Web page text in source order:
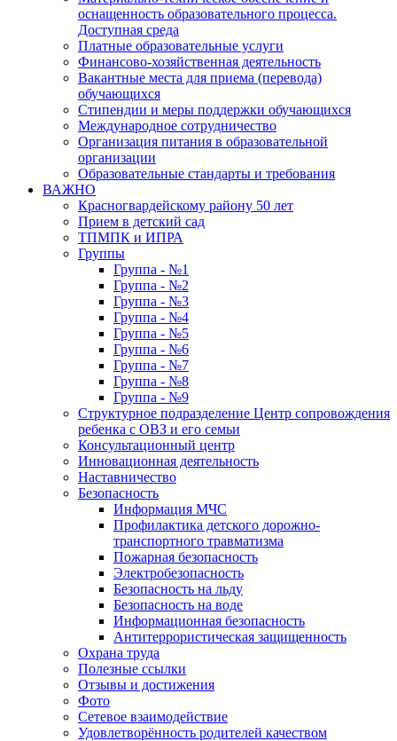
оснащенность образовательного процесса.
Доступная среда
Платные образовательные услуги
Финансово-хозяйственная деятельность
Вакантные места для приема (перевода)
обучающихся
Стипендии и меры поддержки обучающихся
Международное сотрудничество
Организация питания в образовательной
организации
Образовательные стандарты и требования
ВАЖНО
Красногвардейскому району 50 лет
Прием в детский сад
ТПМПК и ИПРА
Группы
Группа - №1
Группа - №2
Группа - №3
Группа - №4
Группа - №5
Группа - №6
Группа - №7
Группа - №8
Группа - №9
Структурное подразделение Центр сопровождения
ребенка с ОВЗ и его семьи
Консультационный центр
Инновационная деятельность
Наставничество
Безопасность
Информация МЧС
Профилактика детского дорожно-
транспортного травматизма
Пожарная безопасность
Электробезопасность
Безопасность на льду
Безопасность на воде
Информационная безопасность
Антитеррористическая защищенность
Охрана труда
Полезные ссылки
Отзывы и достижения
Фото
Сетевое взаимодействие
Удовлетворённость родителей качеством